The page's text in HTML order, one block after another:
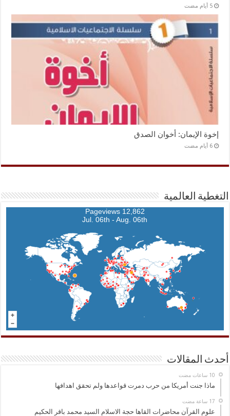
‏5 أيام مضت
إخوة الإيمان: أخوان الصدق
‏6 أيام مضت
التغطية العالمية
12,862 Pageviews
Jul. 06th - Aug. 06th
أحدث المقالات
ماذا جنت أمريكا من حرب دمرت قواعدها ولم تحقق اهدافها
علوم القرآن محاضرات القاها حجة الاسلام السيد محمد باقر الحكيم